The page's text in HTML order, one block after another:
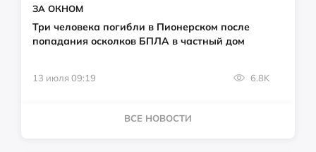
ЗА ОКНОМ
Три человека погибли в Пионерском после
попадания осколков БПЛА в частный дом
13 июля 09:19 6.8K
ВСЕ НОВОСТИ